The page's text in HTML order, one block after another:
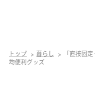
価格：￥110（税
トップ 暮らし
「直接固
均便利グッズ